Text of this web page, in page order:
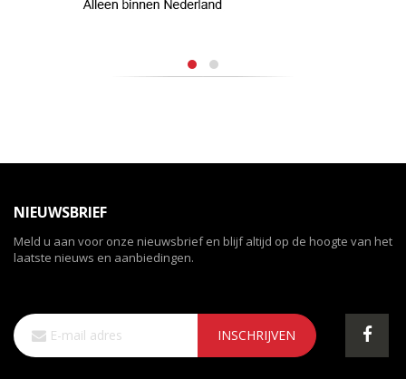
NIEUWSBRIEF
Meld u aan voor onze nieuwsbrief en blijf altijd op de hoogte van het
laatste nieuws en aanbiedingen.
Abonneer
u
op
INSCHRIJVEN